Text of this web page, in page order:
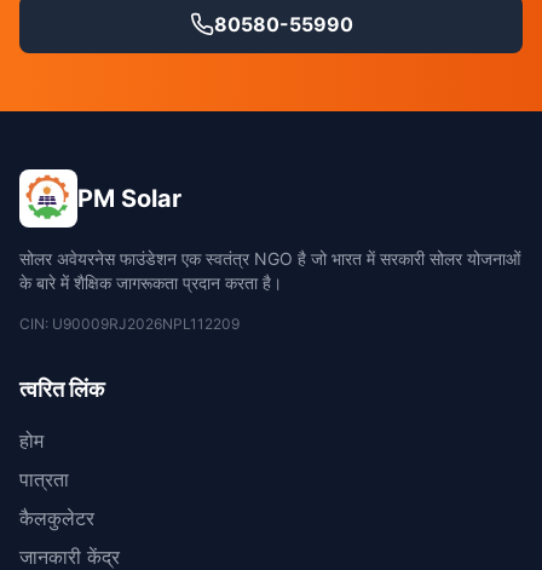
80580-55990
PM Solar
सोलर अवेयरनेस फाउंडेशन एक स्वतंत्र NGO है जो भारत में सरकारी सोलर योजनाओं
के बारे में शैक्षिक जागरूकता प्रदान करता है।
CIN: U90009RJ2026NPL112209
त्वरित लिंक
होम
पात्रता
कैलकुलेटर
जानकारी केंद्र